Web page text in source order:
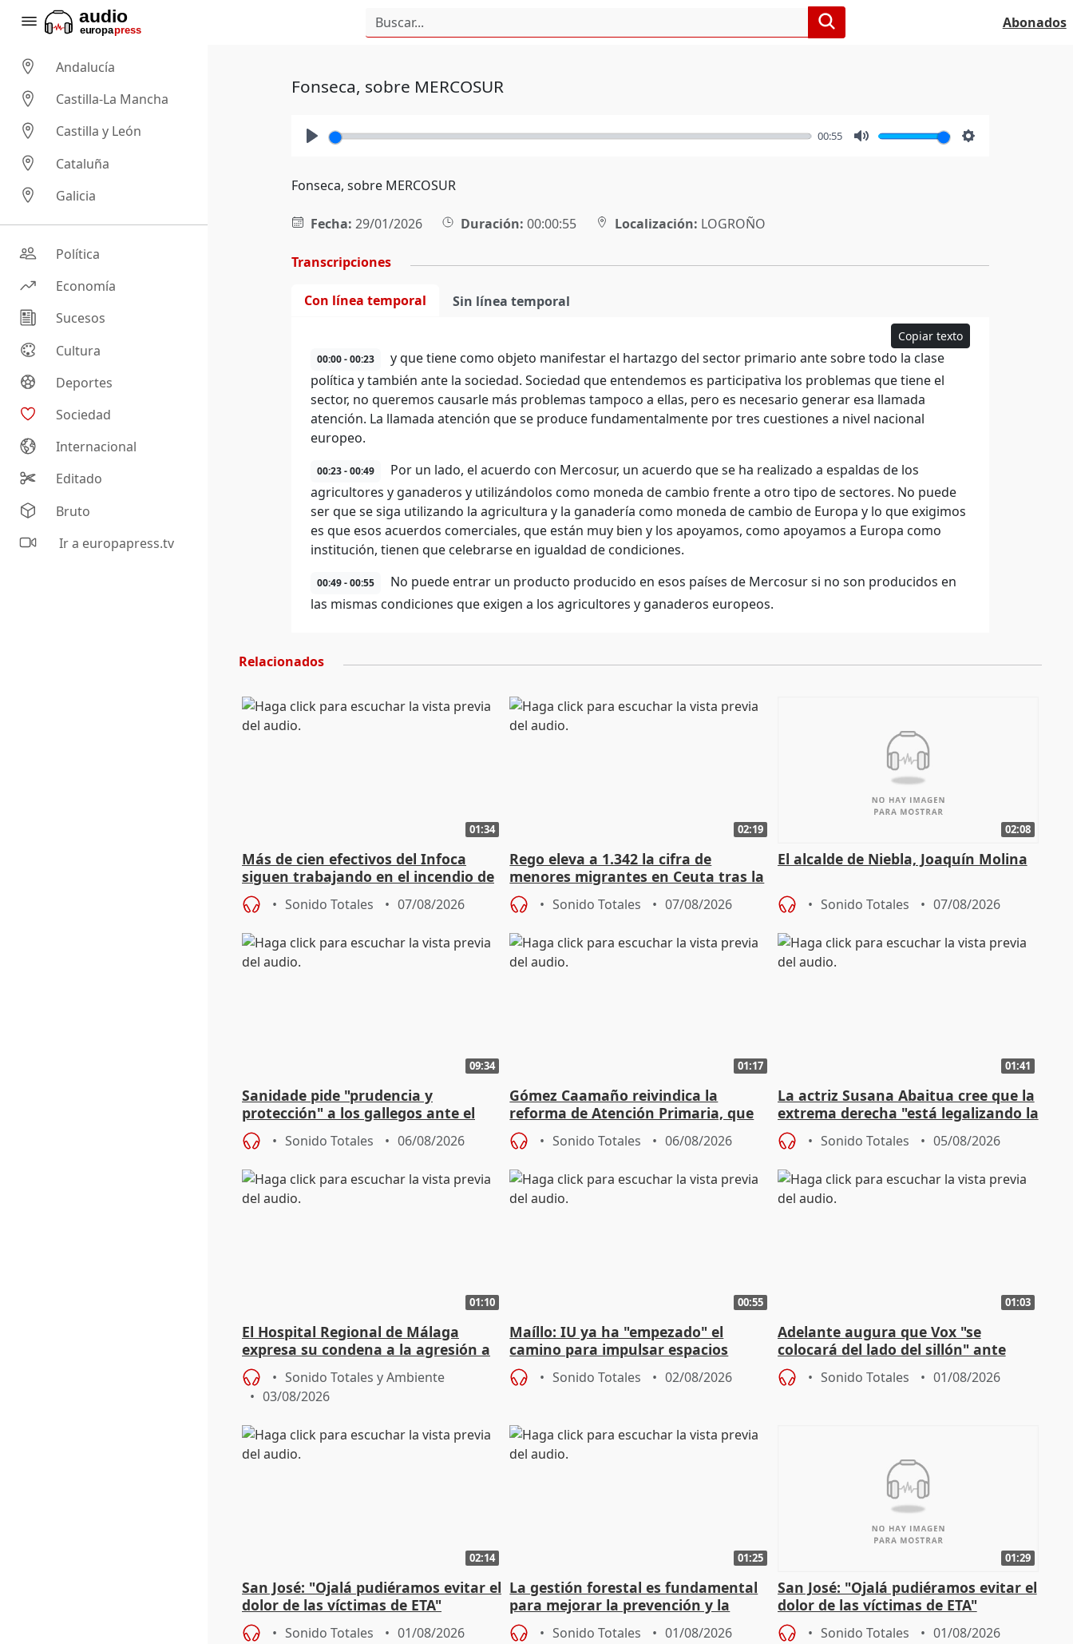
Abonados
Andalucía
Castilla-La Mancha
Castilla y León
Cataluña
Galicia
Política
Economía
Sucesos
Cultura
Deportes
Sociedad
Internacional
Editado
Bruto
Ir a europapress.tv
Fonseca, sobre MERCOSUR
00:55
Fonseca, sobre MERCOSUR
Fecha: 29/01/2026 Duración: 00:00:55 Localización: LOGROÑO
Transcripciones
Con línea temporal Sin línea temporal
Copiar texto
00:00 - 00:23
y que tiene como objeto manifestar el hartazgo del sector primario ante sobre todo la clase
política y también ante la sociedad. Sociedad que entendemos es participativa los problemas que tiene el
sector, no queremos causarle más problemas tampoco a ellas, pero es necesario generar esa llamada
atención. La llamada atención que se produce fundamentalmente por tres cuestiones a nivel nacional
europeo.
00:23 - 00:49
Por un lado, el acuerdo con Mercosur, un acuerdo que se ha realizado a espaldas de los
agricultores y ganaderos y utilizándolos como moneda de cambio frente a otro tipo de sectores. No puede
ser que se siga utilizando la agricultura y la ganadería como moneda de cambio de Europa y lo que exigimos
es que esos acuerdos comerciales, que están muy bien y los apoyamos, como apoyamos a Europa como
institución, tienen que celebrarse en igualdad de condiciones.
00:49 - 00:55
No puede entrar un producto producido en esos países de Mercosur si no son producidos en
las mismas condiciones que exigen a los agricultores y ganaderos europeos.
Relacionados
01:34
Más de cien efectivos del Infoca
siguen trabajando en el incendio de
Niebla (Huelva)
Sonido Totales 07/08/2026
02:19
Rego eleva a 1.342 la cifra de
menores migrantes en Ceuta tras la
entrada masiva
Sonido Totales 07/08/2026
02:08
El alcalde de Niebla, Joaquín Molina
Sonido Totales 07/08/2026
09:34
Sanidade pide "prudencia y
protección" a los gallegos ante el
eclipse del 12 de agosto
Sonido Totales 06/08/2026
01:17
Gómez Caamaño reivindica la
reforma de Atención Primaria, que
reforzará la autogestión
Sonido Totales 06/08/2026
01:41
La actriz Susana Abaitua cree que la
extrema derecha "está legalizando la
homofobia"
Sonido Totales 05/08/2026
01:10
El Hospital Regional de Málaga
expresa su condena a la agresión a
dos enfermeras de Urgencias
Sonido Totales y Ambiente
03/08/2026
00:55
Maíllo: IU ya ha "empezado" el
camino para impulsar espacios
unitarios para las municipales
Sonido Totales 02/08/2026
01:03
Adelante augura que Vox "se
colocará del lado del sillón" ante
iniciativas de la oposición
Sonido Totales 01/08/2026
02:14
San José: "Ojalá pudiéramos evitar el
dolor de las víctimas de ETA"
Sonido Totales 01/08/2026
01:25
La gestión forestal es fundamental
para mejorar la prevención y la
actuación frente a incendios
Sonido Totales 01/08/2026
01:29
San José: "Ojalá pudiéramos evitar el
dolor de las víctimas de ETA"
Sonido Totales 01/08/2026